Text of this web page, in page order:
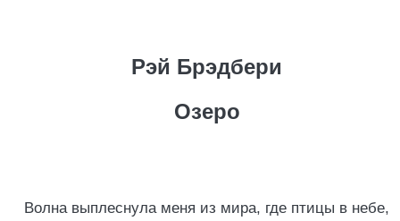
Рэй Брэдбери
Озеро
Волна выплеснула меня из мира, где птицы в небе,